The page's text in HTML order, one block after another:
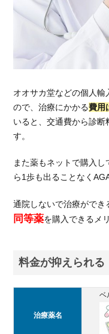
ニッ
5.1.
費で
比較
5.2.
で比
較
治療
院の
比較
ク
オオサカ堂などの個人
ので、治療にかかる費用
いると、交通費から診断
す。
また薬もネットで購入
ら1歩も出ることなく
通院しないで治療がで
同等薬を購入できるメ
料金が抑えられる
治療薬名
ベ